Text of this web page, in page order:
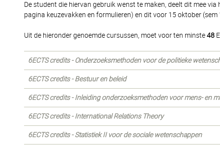
De student die hiervan gebruik wenst te maken, deelt dit mee
pagina keuzevakken en formulieren) en dit voor 15 oktober
Uit de hieronder genoemde cursussen, moet voor ten minste48
6ECTS credits - Onderzoeksmethoden voor de politieke
6ECTS credits - Bestuur en beleid
6ECTS credits - Inleiding onderzoeksmethoden voor mens- en
6ECTS credits - International Relations Theory
6ECTS credits - Statistiek II voor de sociale wetenschappen